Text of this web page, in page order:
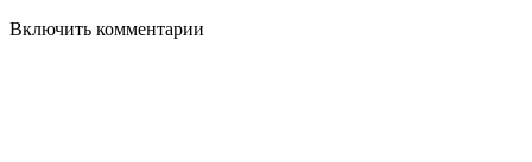
Включить комментарии